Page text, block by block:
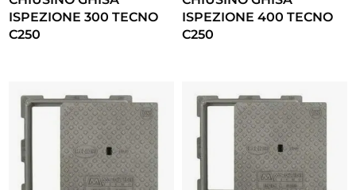
ISPEZIONE 300 TECNO
C250
ISPEZIONE 400 TECNO
C250